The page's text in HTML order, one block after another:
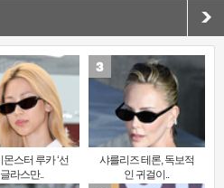
스터 루카 ‘선
글라스만..
샤를리즈 테론, 독보적
인 귀걸이..